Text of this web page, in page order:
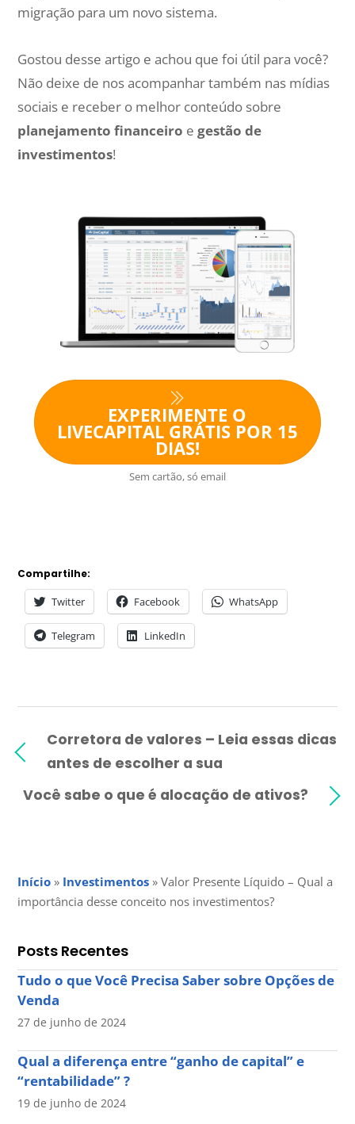
migração para um novo sistema.
Gostou desse artigo e achou que foi útil para você?
Não deixe de nos acompanhar também nas mídias
sociais e receber o melhor conteúdo sobre
planejamento financeiro e gestão de
investimentos!
EXPERIMENTE O
LIVECAPITAL GRÁTIS POR 15
DIAS!
Sem cartão, só email
Compartilhe:
Twitter Facebook WhatsApp
Telegram LinkedIn
Corretora de valores – Leia essas dicas
antes de escolher a sua
Você sabe o que é alocação de ativos?
Início » Investimentos » Valor Presente Líquido – Qual a
importância desse conceito nos investimentos?
Posts Recentes
Tudo o que Você Precisa Saber sobre Opções de
Venda
27 de junho de 2024
Qual a diferença entre “ganho de capital” e
“rentabilidade” ?
19 de junho de 2024